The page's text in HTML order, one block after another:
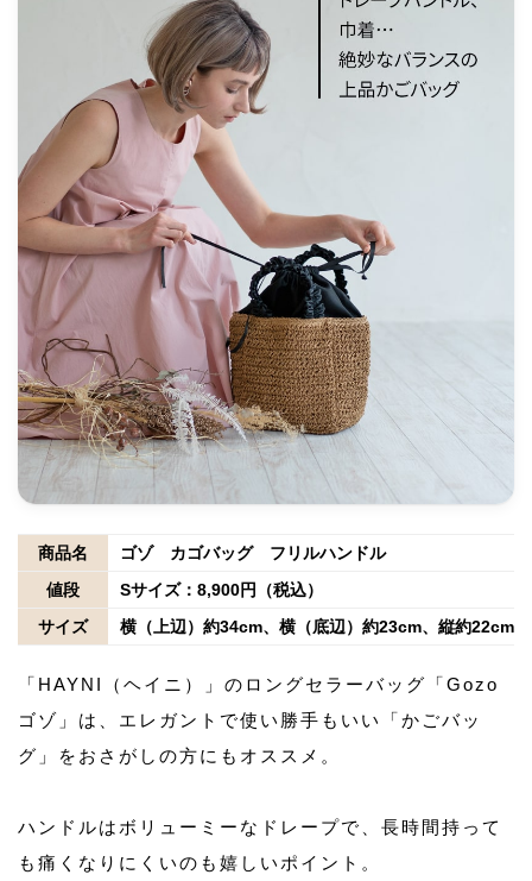
商品名
ゴゾ カゴバッグ フリルハンドル
値段
Sサイズ：8,900円（税込）
サイズ
横（上辺）約34cm、横（底辺）約23cm、縦約22cm
「HAYNI（ヘイニ）」のロングセラーバッグ「Gozo
ゴゾ」は、エレガントで使い勝手もいい「かごバッ
グ」をおさがしの方にもオススメ。
ハンドルはボリューミーなドレープで、長時間持って
も痛くなりにくいのも嬉しいポイント。